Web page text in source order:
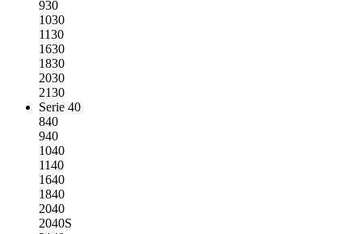
930
1030
1130
1630
1830
2030
2130
Serie 40
840
940
1040
1140
1640
1840
2040
2040S